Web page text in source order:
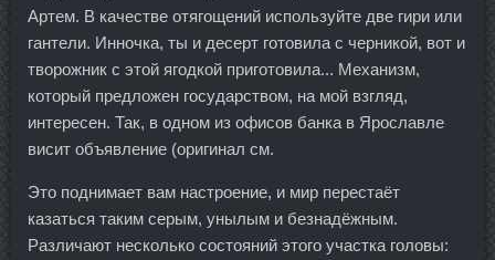
Артем. В качестве отягощений используйте две гири или
гантели. Инночка, ты и десерт готовила с черникой, вот и
творожник с этой ягодкой приготовила... Механизм,
который предложен государством, на мой взгляд,
интересен. Так, в одном из офисов банка в Ярославле
висит объявление (оригинал см.
Это поднимает вам настроение, и мир перестаёт
казаться таким серым, унылым и безнадёжным.
Различают несколько состояний этого участка головы: